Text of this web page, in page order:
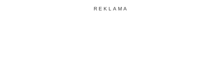
REKLAMA